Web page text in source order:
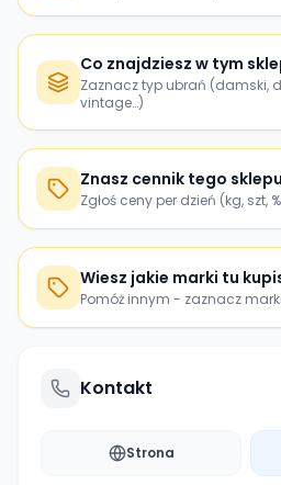
Co znajdziesz w tym
Zaznacz typ ubrań (damski,
vintage…)
Znasz cennik tego
Zgłoś ceny per dzień (kg, szt,
Wiesz jakie marki tu
Pomóż innym - zaznacz
Kontakt
Strona